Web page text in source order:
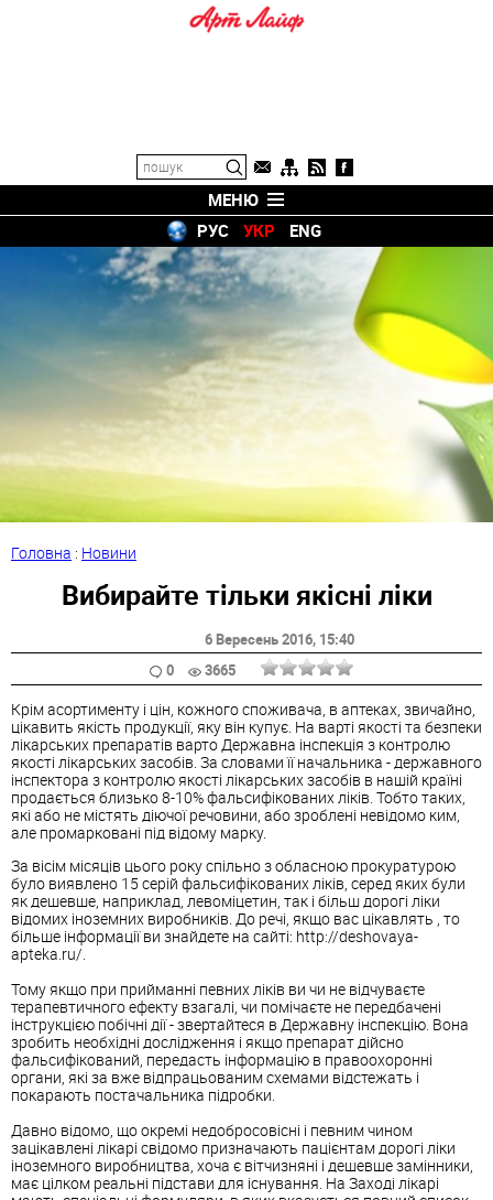
МЕНЮ
РУС
УКР ENG
Головна : Новини
Вибирайте тільки якісні ліки
6 Вересень 2016, 15:40
0
3665
Крім асортименту і цін, кожного споживача, в аптеках, звичайно,
цікавить якість продукції, яку він купує. На варті якості та безпеки
лікарських препаратів варто Державна інспекція з контролю
якості лікарських засобів. За словами її начальника - державного
інспектора з контролю якості лікарських засобів в нашій країні
продається близько 8-10% фальсифікованих ліків. Тобто таких,
які або не містять діючої речовини, або зроблені невідомо ким,
але промарковані під відому марку.
За вісім місяців цього року спільно з обласною прокуратурою
було виявлено 15 серій фальсифікованих ліків, серед яких були
як дешевше, наприклад, левоміцетин, так і більш дорогі ліки
відомих іноземних виробників. До речі, якщо вас цікавлять , то
більше інформації ви знайдете на сайті: http://deshovaya-
apteka.ru/.
Тому якщо при прийманні певних ліків ви чи не відчуваєте
терапевтичного ефекту взагалі, чи помічаєте не передбачені
інструкцією побічні дії - звертайтеся в Державну інспекцію. Вона
зробить необхідні дослідження і якщо препарат дійсно
фальсифікований, передасть інформацію в правоохоронні
органи, які за вже відпрацьованим схемами відстежать і
покарають постачальника підробки.
Давно відомо, що окремі недобросовісні і певним чином
зацікавлені лікарі свідомо призначають пацієнтам дорогі ліки
іноземного виробництва, хоча є вітчизняні і дешевше замінники,
має цілком реальні підстави для існування. На Заході лікарі